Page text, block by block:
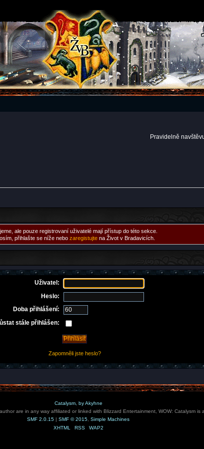
Pravidelně
ale pouze registrovaní uživatelé mají přístup do této sekce.
přihlašte se níže nebo zaregistujte na Život v Bradavicích.
Uživatel:
Heslo:
Doba přihlášení:
stále přihlášen:
Zapomněli jste heslo?
Catalysm, by Akyhne
are in any way affiliated or linked with Blizzard Entertainment, WOW: Catalysm is
SMF 2.0.15 | SMF © 2015 Simple Machines
XHTML
RSS WAP2